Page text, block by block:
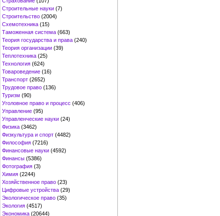
Строительные науки (7)
Строительство (2004)
Схемотехника (15)
Таможенная система (663)
Теория государства и права (240)
Теория организации (39)
Теплотехника (25)
Технология (624)
Товароведение (16)
Транспорт (2652)
Трудовое право (136)
Туризм (90)
Уголовное право и процесс (406)
Управление (95)
Управленческие науки (24)
Физика (3462)
Физкультура и спорт (4482)
Философия (7216)
Финансовые науки (4592)
Финансы (5386)
Фотография (3)
Химия (2244)
Хозяйственное право (23)
Цифровые устройства (29)
Экологическое право (35)
Экология (4517)
Экономика (20644)